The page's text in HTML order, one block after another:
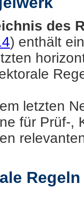
des
) enthält
letzten
für Prüf-,